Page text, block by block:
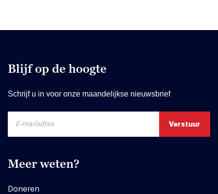
Blijf op de hoogte
Schrijf u in voor onze maandelijkse nieuwsbrief
Meer weten?
Doneren